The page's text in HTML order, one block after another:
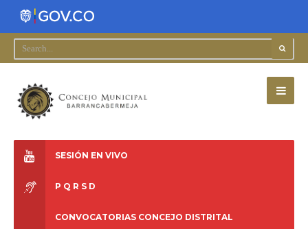
SESIÓN EN VIVO
P Q R S D
CONVOCATORIAS CONCEJO DISTRITAL